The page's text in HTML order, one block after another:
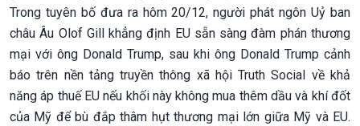
Trong tuyên bố đưa ra hôm 20/12, người phát ngôn Uỷ ban
châu Âu Olof Gill khẳng định EU sẵn sàng đàm phán thương
mại với ông Donald Trump, sau khi ông Donald Trump cảnh
báo trên nền tảng truyền thông xã hội Truth Social về khả
năng áp thuế EU nếu khối này không mua thêm dầu và khí đốt
của Mỹ để bù đắp thâm hụt thương mại lớn giữa Mỹ và EU.